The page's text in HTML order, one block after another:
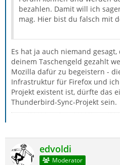
bezahlen. Damit will ich
mag. Hier bist du falsch mit
Es hat ja auch niemand gesagt,
deinem Taschengeld gezahlt
Mozilla dafür zu begeistern -
Infrastruktur für Firefox und ich
Projekt existent ist, dürfte das
Thunderbird-Sync-Projekt sein.
edvoldi
Moderator